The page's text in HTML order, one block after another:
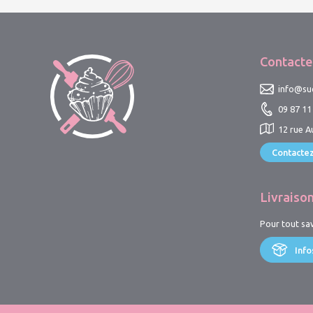
09 87 11
12 rue
Livraison
Pour tout